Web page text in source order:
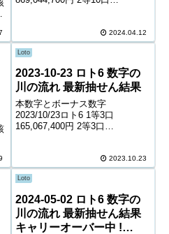
口 1,400円 6等190,659口...2024.04.12
Loto
2023-10-23 ロト6 数字の
川の流れ 最新抽せん結果
本数字とボーナス数字
2023/10/23ロト6 1等3口
165,067,400円 2等3口
188,156口 1,000円 キャリーオー
バー ...
2023.10.23
Loto
2024-05-02 ロト6 数字の
川の流れ 最新抽せん結果
キャリーオーバー中 !